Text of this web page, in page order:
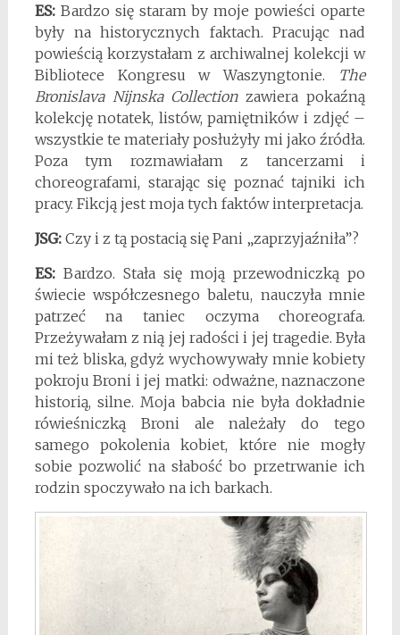
ES:Bardzo się staram by moje powieści oparte
były na historycznych faktach. Pracując nad
powieścią korzystałam z archiwalnej kolekcji w
Bibliotece Kongresu w Waszyngtonie. The
Bronislava Nijnska Collectionzawiera pokaźną
kolekcję notatek, listów, pamiętników i zdjęć –
wszystkie te materiały posłużyły mi jako źródła.
Poza tym rozmawiałam z tancerzami i
choreografami, starając się poznać tajniki ich
pracy. Fikcją jest moja tych faktów interpretacja.
JSG:Czy i z tą postacią się Pani „zaprzyjaźniła”?
ES:Bardzo. Stała się moją przewodniczką po
świecie współczesnego baletu, nauczyła mnie
patrzeć na taniec oczyma choreografa.
Przeżywałam z nią jej radości i jej tragedie. Była
mi też bliska, gdyż wychowywały mnie kobiety
pokroju Broni i jej matki: odważne, naznaczone
historią, silne. Moja babcia nie była dokładnie
rówieśniczką Broni ale należały do tego
samego pokolenia kobiet, które nie mogły
sobie pozwolić na słabość bo przetrwanie ich
rodzin spoczywało na ich barkach.